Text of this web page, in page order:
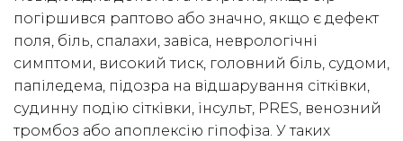
погіршився раптово або значно, якщо є дефект
поля, біль, спалахи, завіса, неврологічні
симптоми, високий тиск, головний біль, судоми,
папіледема, підозра на відшарування сітківки,
судинну подію сітківки, інсульт, PRES, венозний
тромбоз або апоплексію гіпофіза. У таких